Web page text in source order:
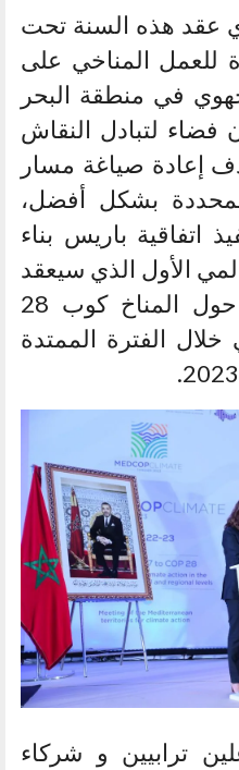
عقد هذه السنة تحت
للعمل المناخي على
في منطقة البحر
فضاء لتبادل النقاش
إعادة صياغة مسار
بشكل أفضل،
اتفاقية باريس بناء
الأول الذي سيعقد
خلال مؤتمر الأطراف حول المناخ كوب 28
الفترة الممتدة
ترابيين و شركاء